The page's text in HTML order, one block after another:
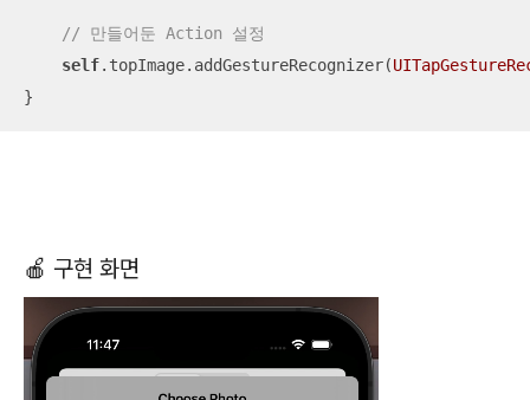
// 만들어둔 Action 설정
self.topImage.addGestureRecognizer(
}
🍎 구현 화면